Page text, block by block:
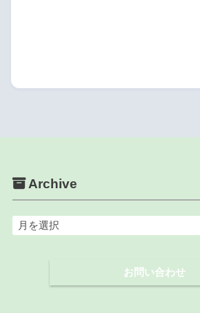
Archive
ア
お問い合わせ